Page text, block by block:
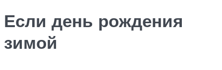
Если день рождения
зимой